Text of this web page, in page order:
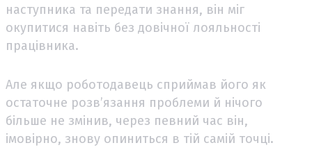
наступника та передати знання, він міг
окупитися навіть без довічної лояльності
працівника.
Але якщо роботодавець сприймав його як
остаточне розв’язання проблеми й нічого
більше не змінив, через певний час він,
імовірно, знову опиниться в тій самій точці.